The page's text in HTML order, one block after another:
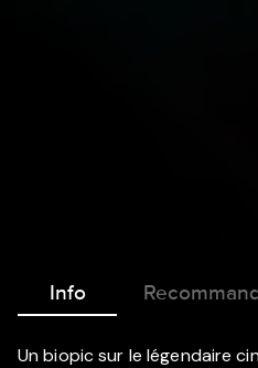
Info
Un biopic sur le légendaire